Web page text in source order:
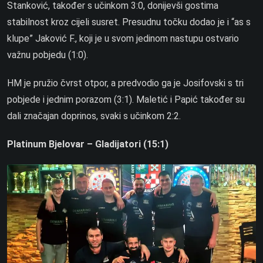
Stanković, također s učinkom 3:0, donijevši gostima
stabilnost kroz cijeli susret. Presudnu točku dodao je i “as s
klupe” Jaković F., koji je u svom jedinom nastupu ostvario
važnu pobjedu (1:0).
HM je pružio čvrst otpor, a predvodio ga je Josifovski s tri
pobjede i jednim porazom (3:1). Maletić i Papić također su
dali značajan doprinos, svaki s učinkom 2:2.
Platinum Bjelovar – Gladijatori (15:1)